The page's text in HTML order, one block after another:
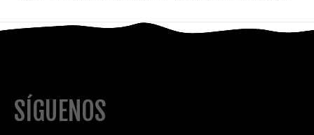
SÍGUENOS